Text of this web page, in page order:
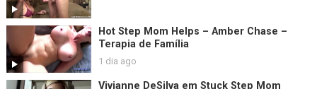
Hot Step Mom Helps – Amber Chase –
Terapia de Família
1 dia ago
Vivianne DeSilva em Stuck Step Mom